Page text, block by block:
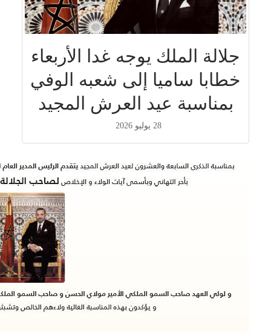
جلالة الملك يوجه غدا الأربعاء
خطابا ساميا إلى شعبه الوفي
بمناسبة عيد العرش المجيد
28 يوليو 2026